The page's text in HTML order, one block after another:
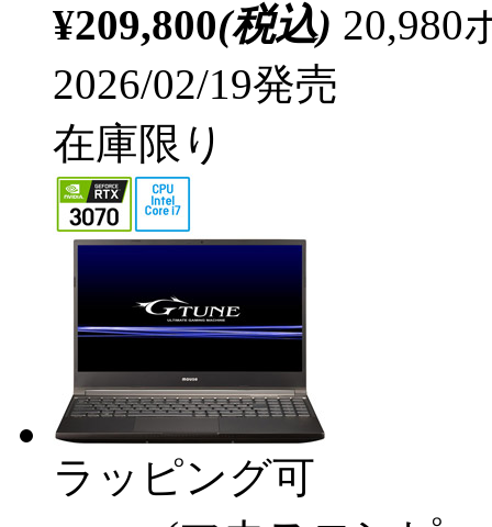
¥209,800(税込) 20,980
2026/02/19発売
在庫限り
ラッピング可